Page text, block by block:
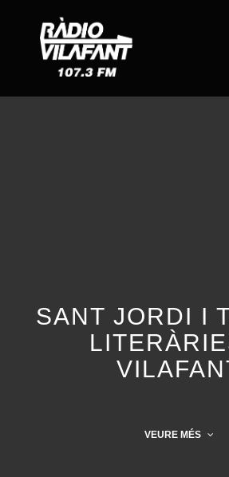
SANT JORDI I
VEURE MÉS